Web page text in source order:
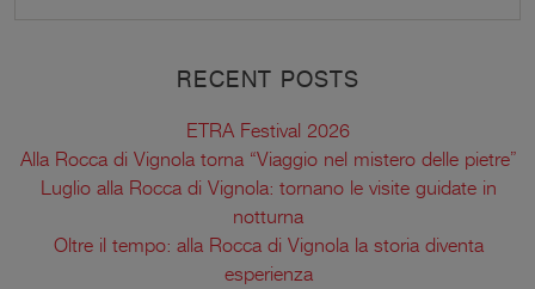
RECENT POSTS
ETRA Festival 2026
Alla Rocca di Vignola torna “Viaggio nel mistero delle pietre”
Luglio alla Rocca di Vignola: tornano le visite guidate in
notturna
Oltre il tempo: alla Rocca di Vignola la storia diventa
esperienza